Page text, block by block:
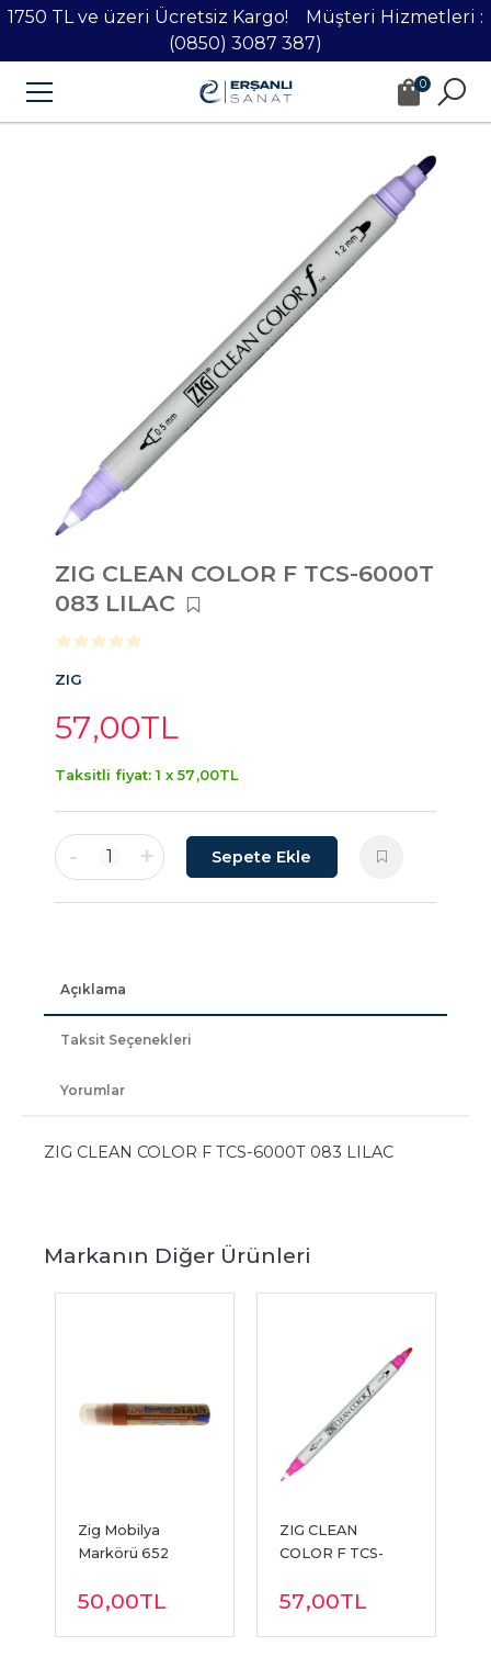
1750 TL ve üzeri Ücretsiz Kargo! Müşteri Hizmetleri :
(0850) 3087 387)
0
ZIG CLEAN COLOR F TCS-6000T
083 LILAC
ZIG
57,00TL
Taksitli fiyat: 1 x 57 ,00TL
- 1 + Sepete Ekle
Açıklama
Taksit Seçenekleri
Yorumlar
ZIG CLEAN COLOR F TCS-6000T 083 LILAC
Markanın Diğer Ürünleri
Zig Mobilya
Markörü 652
50,00TL
ZIG CLEAN
COLOR F TCS-
57,00TL